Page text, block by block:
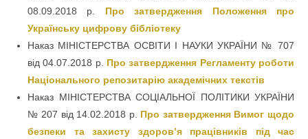
08.09.2018 р. Про затвердження Положення про
Українську цифрову бібліотеку
Наказ МІНІСТЕРСТВА ОСВІТИ І НАУКИ УКРАЇНИ № 707
від 04.07.2018 р. Про затвердження Регламенту роботи
Національного репозитарію академічних текстів
Наказ МІНІСТЕРСТВА СОЦІАЛЬНОЇ ПОЛІТИКИ УКРАЇНИ
№ 207 від 14.02.2018 р. Про затвердження Вимог щодо
безпеки та захисту здоров’я працівників під час